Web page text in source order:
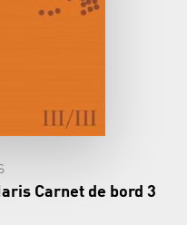
Carnet de bord 3